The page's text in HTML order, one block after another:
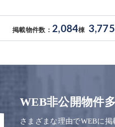
掲載物件数： 2,084棟 3,775
WEB非公開物件
さまざまな理由でWEBに掲